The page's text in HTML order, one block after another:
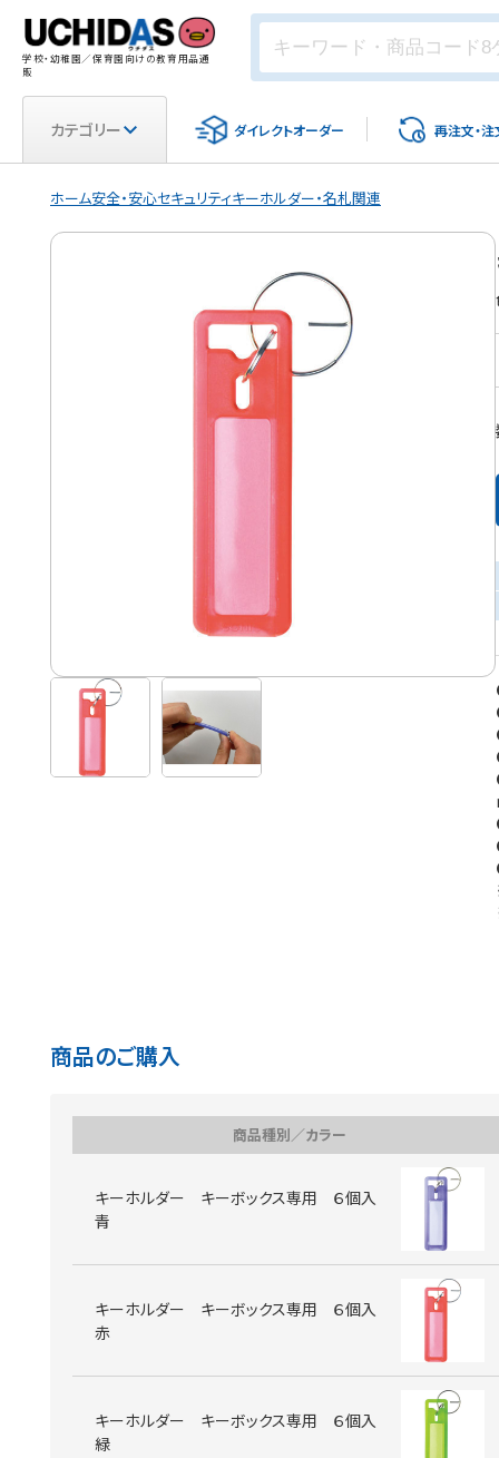
学校・幼稚園／保育園向けの教育用品通
販
カテゴリー ダイレクトオーダー 再注文・注
ホーム安全・安心セキュリティキーホルダー・名札関連
商品のご購入
商品種別／カラー
キーホルダー キーボックス専用 ６個入
青
キーホルダー キーボックス専用 ６個入
赤
キーホルダー キーボックス専用 ６個入
緑